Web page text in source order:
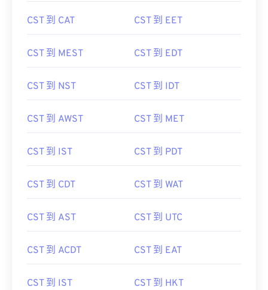
CST 到 CAT CST 到 EET
CST 到 MEST CST 到 EDT
CST 到 NST CST 到 IDT
CST 到 AWST CST 到 MET
CST 到 IST CST 到 PDT
CST 到 CDT CST 到 WAT
CST 到 AST CST 到 UTC
CST 到 ACDT CST 到 EAT
CST 到 IST CST 到 HKT